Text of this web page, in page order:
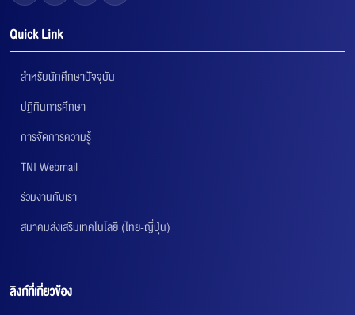
Quick Link
สำหรับนักศึกษาปัจจุบัน
ปฏิทินการศึกษา
การจัดการความรู้
TNI Webmail
ร่วมงานกับเรา
สมาคมส่งเสริมเทคโนโลยี (ไทย-ญี่ปุ่น)
ลิงก์ที่เกี่ยวข้อง